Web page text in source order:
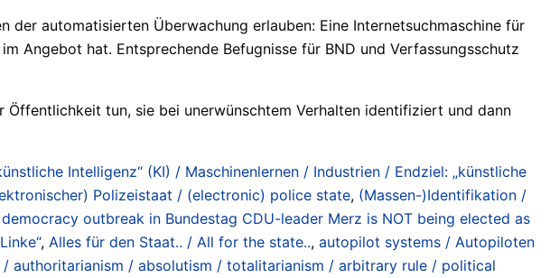
der automatisierten Überwachung erlauben: Eine Internetsuchmaschine für
Angebot hat. Entsprechende Befugnisse für BND und Verfassungsschutz
tun, sie bei unerwünschtem Verhalten identifiziert und dann
Intelligenz“ (KI) / Maschinenlernen / Industrien / Endziel: „künstliche
Polizeistaat / (electronic) police state, (Massen-)Identifikation /
outbreak in Bundestag CDU-leader Merz is NOT being elected as
, Alles für den Staat.. / All for the state.., autopilot systems / Autopiloten
authoritarianism / absolutism / totalitarianism / arbitrary rule / political